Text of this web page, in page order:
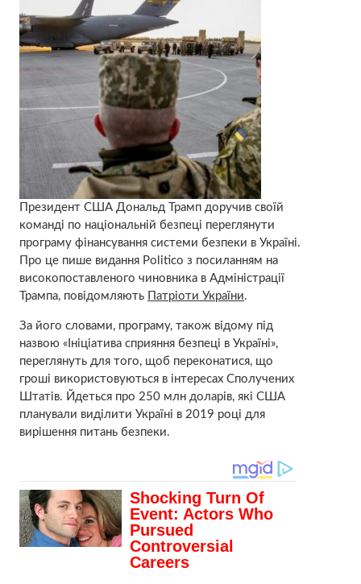
Президент США Дональд Трамп доручив своїй
команді по національній безпеці переглянути
програму фінансування системи безпеки в Україні.
Про це пише видання Politico з посиланням на
високопоставленого чиновника в Адміністрації
Трампа, повідомляють Патріоти України.
За його словами, програму, також відому під
назвою «Ініціатива сприяння безпеці в Україні»,
переглянуть для того, щоб переконатися, що
гроші використовуються в інтересах Сполучених
Штатів. Йдеться про 250 млн доларів, які США
планували виділити Україні в 2019 році для
вирішення питань безпеки.